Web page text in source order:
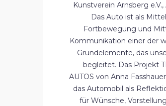
Kunstverein Arnsberg
Das Auto ist als
Fortbewegung und
Kommunikation einer der
Grundelemente, das
begleitet. Das Projekt
AUTOS von Anna
das Automobil als
für Wünsche,